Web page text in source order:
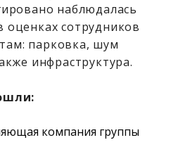
наблюдалась
оценках сотрудников
парковка, шум
инфраструктура.
компания группы